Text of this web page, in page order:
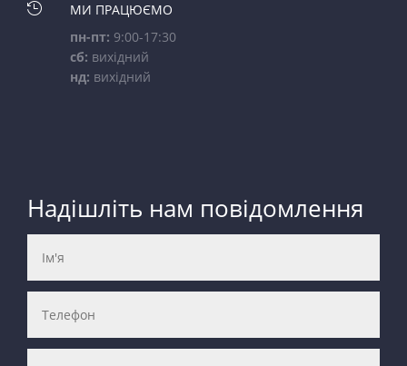

МИ ПРАЦЮЄМО
пн-пт: 9:00-17:30
сб: вихідний
нд: вихідний
Надішліть нам повідомлення